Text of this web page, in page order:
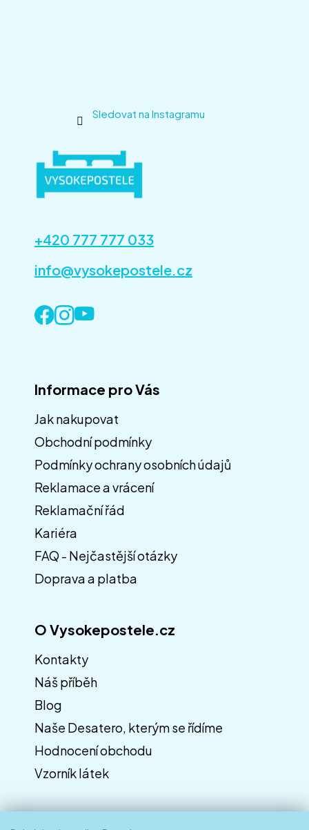
á
p
a
Sledovat na Instagramu
+420 777 777 033
info@vysokepostele.cz
Informace pro Vás
Jak nakupovat
Obchodní podmínky
Podmínky ochrany osobních údajů
Reklamace a vrácení
Reklamační řád
Kariéra
FAQ - Nejčastější otázky
Doprava a platba
O Vysokepostele.cz
Kontakty
Náš příběh
Blog
Naše Desatero, kterým se řídíme
Hodnocení obchodu
Vzorník látek